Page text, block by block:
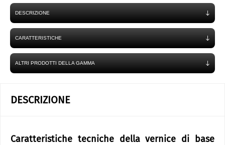
DESCRIZIONE
CARATTERISTICHE
ALTRI PRODOTTI DELLA GAMMA
DESCRIZIONE
Caratteristiche tecniche della vernice di base